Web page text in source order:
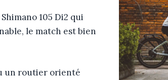
105 Di2 qui
le match est bien
un routier orienté